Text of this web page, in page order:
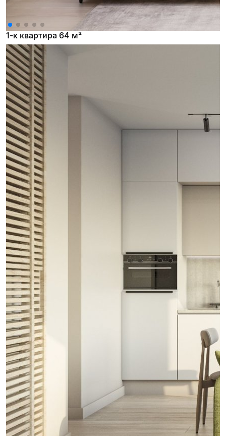
1-к квартира 64 м²